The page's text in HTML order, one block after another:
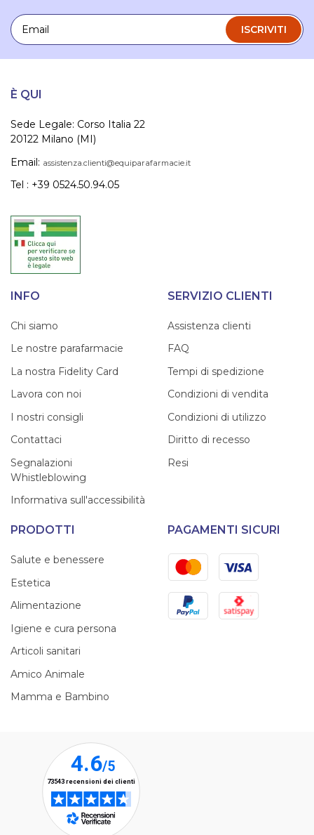
Email
ISCRIVITI
È QUI
Sede Legale: Corso Italia 22
20122 Milano (MI)
Email: assistenza.clienti@equiparafarmacie.it
Tel : +39 0524.50.94.05
INFO
Chi siamo
Le nostre parafarmacie
La nostra Fidelity Card
Lavora con noi
I nostri consigli
Contattaci
Segnalazioni
Whistleblowing
Informativa sull'accessibilità
SERVIZIO CLIENTI
Assistenza clienti
FAQ
Tempi di spedizione
Condizioni di vendita
Condizioni di utilizzo
Diritto di recesso
Resi
PRODOTTI
Salute e benessere
Estetica
Alimentazione
Igiene e cura persona
Articoli sanitari
Amico Animale
Mamma e Bambino
PAGAMENTI SICURI
MastercardVisa
PayPal Satispay